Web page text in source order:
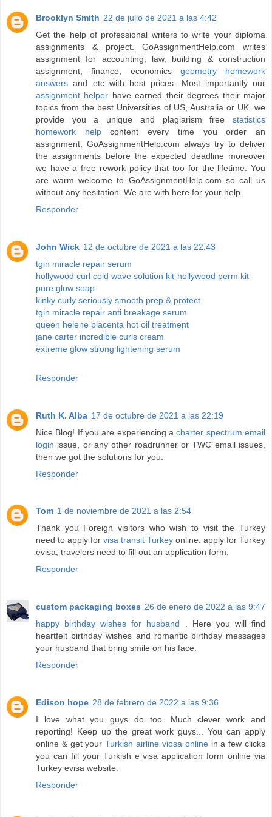
Brooklyn Smith 22 de julio de 2021 a las 4:42
Get the help of professional writers to write your diploma
assignments & project. GoAssignmentHelp.com writes
assignment for accounting, law, building & construction
assignment, finance, economics geometry homework
answers and etc with best prices. Most importantly our
assignment helper have earned their degrees their major
topics from the best Universities of US, Australia or UK. we
provide you a unique and plagiarism free statistics
homework helpcontent every time you order an
assignment, GoAssignmentHelp.com always try to deliver
the assignments before the expected deadline moreover
we have a free rework policy that too for the lifetime. You
are warm welcome to GoAssignmentHelp.com so call us
without any hesitation. We are with here for your help.
Responder
John Wick 12 de octubre de 2021 a las 22:43
tgin miracle repair serum
hollywood curl cold wave solution kit-hollywood perm kit
pure glow soap
kinky curly seriously smooth prep & protect
tgin miracle repair anti breakage serum
queen helene placenta hot oil treatment
jane carter incredible curls cream
extreme glow strong lightening serum
Responder
Ruth K. Alba 17 de octubre de 2021 a las 22:19
Nice Blog! If you are experiencing acharter spectrum email
login issue, or any other roadrunner or TWC email issues,
then we got the solutions for you.
Responder
Tom 1 de noviembre de 2021 a las 2:54
Thank you Foreign visitors who wish to visit the Turkey
need to apply for visa transit Turkey online. apply for Turkey
evisa, travelers need to fill out an application form,
Responder
custom packaging boxes 26 de enero de 2022 a las 9:47
happy birthday wishes for husband . Here you will find
heartfelt birthday wishes and romantic birthday messages
your husband that bring smile on his face.
Responder
Edison hope 28 de febrero de 2022 a las 9:36
I love what you guys do too. Much clever work and
reporting! Keep up the great work guys... You can apply
online & get yourTurkish airline viosa onlinein a few clicks
you can fill your Turkish e visa application form online via
Turkey evisa website.
Responder